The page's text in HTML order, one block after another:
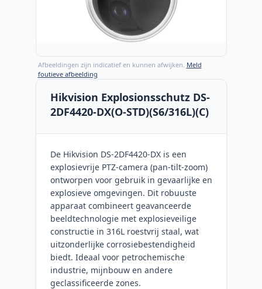
Afbeeldingen zijn indicatief en kunnen afwijken. Meld
foutieve afbeelding
Hikvision Explosionsschutz DS-
2DF4420-DX(O-STD)(S6/316L)(C)
De Hikvision DS-2DF4420-DX is een
explosievrije PTZ-camera (pan-tilt-zoom)
ontworpen voor gebruik in gevaarlijke en
explosieve omgevingen. Dit robuuste
apparaat combineert geavanceerde
beeldtechnologie met explosieveilige
constructie in 316L roestvrij staal, wat
uitzonderlijke corrosiebestendigheid
biedt. Ideaal voor petrochemische
industrie, mijnbouw en andere
geclassificeerde zones.